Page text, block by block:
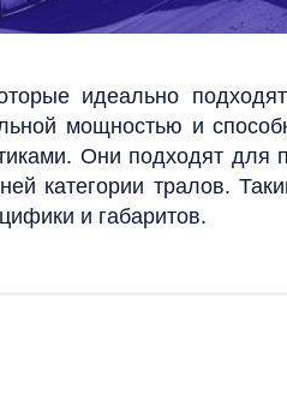
идеально
мощностью и
Они подходят
категории тралов.
и габаритов.